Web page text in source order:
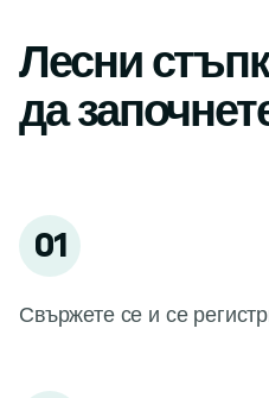
Лесни
да
01
Свържете се и се